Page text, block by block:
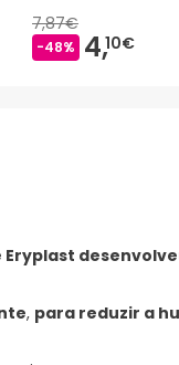
7,87€
-48% 4,10€
Eryplast
, para reduzir a